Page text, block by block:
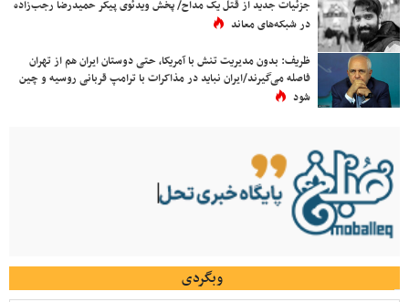
جزئیات جدید از قتل یک مداح/ پخش ویدئوی پیکر حمیدرضا رجب‌زاده
در شبکه‌های معاند
ظریف: بدون مدیریت تنش با آمریکا، حتی دوستان ایران هم از تهران
فاصله می‌گیرند/ایران نباید در مذاکرات با ترامپ قربانی روسیه و چین
شود
وبگردی